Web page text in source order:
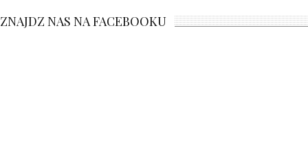
ZNAJDZ NAS NA FACEBOOKU